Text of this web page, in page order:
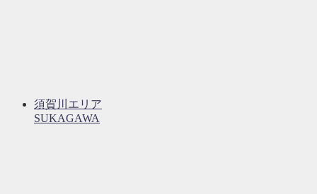
須賀川エリア
SUKAGAWA